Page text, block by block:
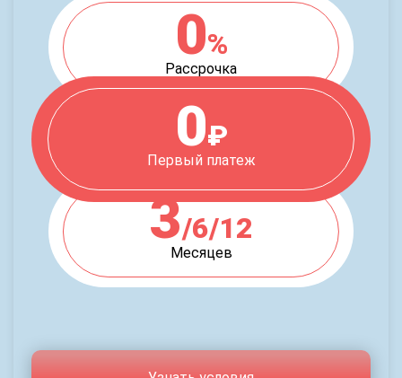
0%
Рассрочка
0₽
Первый платеж
3/6/12
Месяцев